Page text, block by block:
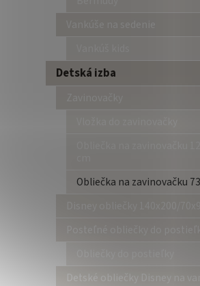
Detská izba
Obliečka na zavinovačku
Detské obliečky Disney na